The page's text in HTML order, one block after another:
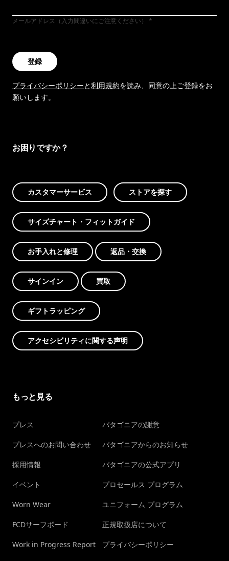
メールアドレス（入力間違いにご注意ください）
登録
プライバシーポリシーと利用規約を読み、同意の上ご登録をお
願いします。
お困りですか？
カスタマーサービス ストアを探す
サイズチャート・フィットガイド
お手入れと修理 返品・交換
サインイン 買取
ギフトラッピング
アクセシビリティに関する声明
もっと見る
プレス
プレスへのお問い合わせ
採用情報
イベント
Worn Wear
FCDサーフボード
Work in Progress Report
パタゴニアの謝意
パタゴニアからのお知らせ
パタゴニアの公式アプリ
プロセールス プログラム
ユニフォーム プログラム
正規取扱店について
プライバシーポリシー